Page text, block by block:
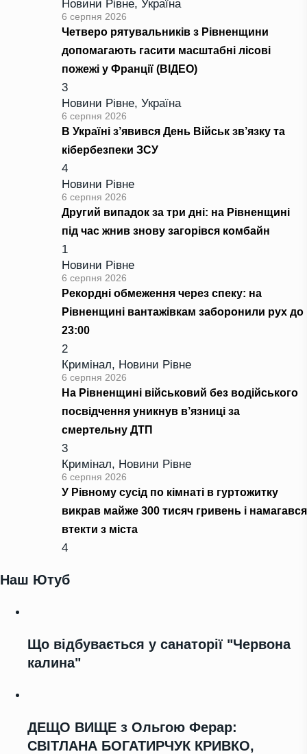
Новини Рівне, Україна
6 серпня 2026
Четверо рятувальників з Рівненщини
допомагають гасити масштабні лісові
пожежі у Франції (ВІДЕО)
3
Новини Рівне, Україна
6 серпня 2026
В Україні з’явився День Військ зв’язку та
кібербезпеки ЗСУ
4
Новини Рівне
6 серпня 2026
Другий випадок за три дні: на Рівненщині
під час жнив знову загорівся комбайн
1
Новини Рівне
6 серпня 2026
Рекордні обмеження через спеку: на
Рівненщині вантажівкам заборонили рух до
23:00
2
Кримінал, Новини Рівне
6 серпня 2026
На Рівненщині військовий без водійського
посвідчення уникнув в’язниці за
смертельну ДТП
3
Кримінал, Новини Рівне
6 серпня 2026
У Рівному сусід по кімнаті в гуртожитку
викрав майже 300 тисяч гривень і намагався
втекти з міста
4
Наш Ютуб
Що відбувається у санаторії "Червона
калина"
ДЕЩО ВИЩЕ з Ольгою Ферар:
СВІТЛАНА БОГАТИРЧУК КРИВКО,